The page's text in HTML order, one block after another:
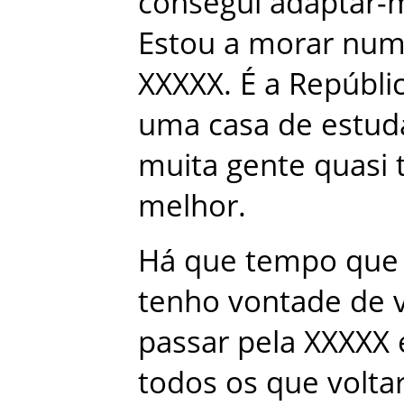
Estou a morar
XXXXX. É a
uma casa de
muita gente quasi
melhor.
Há que tempo que
tenho vontade de
passar pela XXXXX
todos os que